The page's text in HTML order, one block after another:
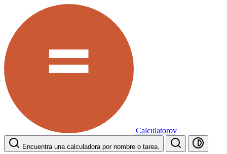
Calculatorov
Encuentra una calculadora por nombre o tarea.